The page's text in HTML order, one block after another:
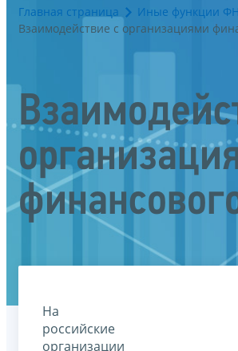
Главная страница
Иные функции
Взаимодействие с организациями
На
российские
организации